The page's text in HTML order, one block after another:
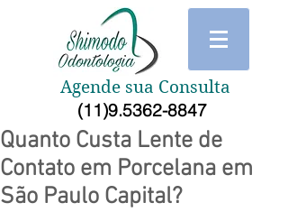
Agende sua Consulta
(11)9.5362-8847
Quanto Custa Lente de
Contato em Porcelana em
São Paulo Capital?